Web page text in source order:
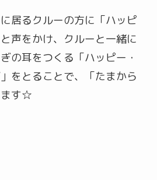
居るクルーの方に「ハッピ
声をかけ、クルーと一緒に
の耳をつくる「ハッピー・
をとることで、「たまから
ます☆